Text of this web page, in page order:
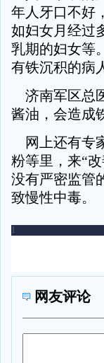
年人牙口不好
如妇女月经过
乳期的妇女等
有铁沉积的病
济南军区总
酱油，会造成
网上还有专
粉等里，来“
没有严密监管
致慢性中毒。
网友评论